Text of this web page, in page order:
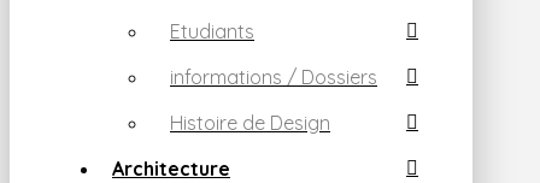
Etudiants
informations / Dossiers
Histoire de Design
Architecture